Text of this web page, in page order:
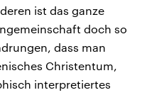
ist das ganze
doch so
dass man
Christentum,
interpretiertes